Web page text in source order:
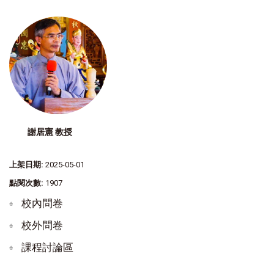
謝居憲 教授
上架日期: 2025-05-01
點閱次數: 1907
校內問卷
校外問卷
課程討論區